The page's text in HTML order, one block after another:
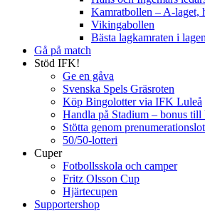
Kamratbollen – A-laget,
Vikingabollen
Bästa lagkamraten i
Gå på match
Stöd IFK!
Ge en gåva
Svenska Spels Gräsroten
Köp Bingolotter via IFK Luleå
Handla på Stadium – bonus
Stötta genom
50/50-lotteri
Cuper
Fotbollsskola och camper
Fritz Olsson Cup
Hjärtecupen
Supportershop